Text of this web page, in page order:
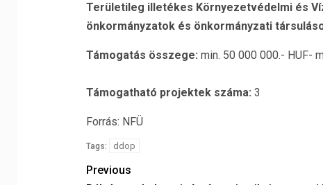
Területileg illetékes Környezetvédelmi és
önkormányzatok és önkormányzati
Támogatás összege: min. 50 000 000.- HUF-
Támogatható projektek száma: 3
Forrás: NFÜ
Tags: ddop
Previous